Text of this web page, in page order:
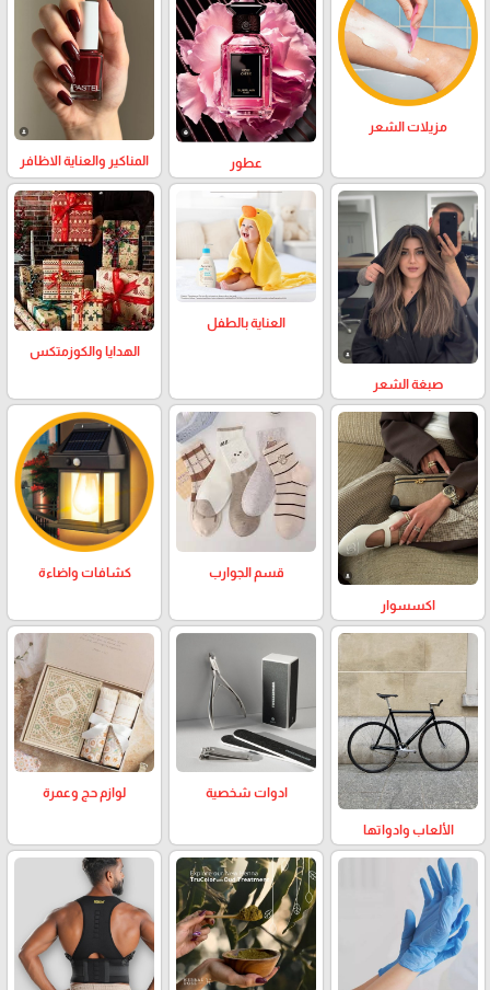
مزيلات الشعر
عطور المناكير والعناية الاظافر
صبغة الشعر
العناية بالطفل
الهدايا والكوزمتكس
اكسسوار
قسم الجوارب كشافات واضاءة
الألعاب وادواتها
ادوات شخصية لوازم حج وعمرة